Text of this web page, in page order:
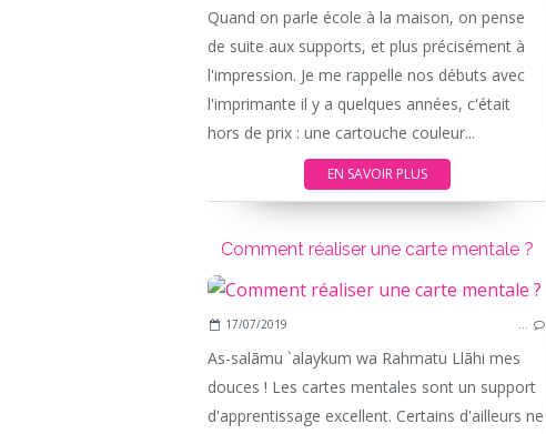
Quand on parle école à la maison, on pense
de suite aux supports, et plus précisément à
l'impression. Je me rappelle nos débuts avec
l'imprimante il y a quelques années, c'était
hors de prix : une cartouche couleur...
EN SAVOIR PLUS
Comment réaliser une carte mentale ?
17/07/2019 …
As-salãmu `alaykum wa Rahmatu Llãhi mes
douces ! Les cartes mentales sont un support
d'apprentissage excellent. Certains d'ailleurs ne